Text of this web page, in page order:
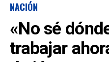
NACIÓN
«No sé
trabajar